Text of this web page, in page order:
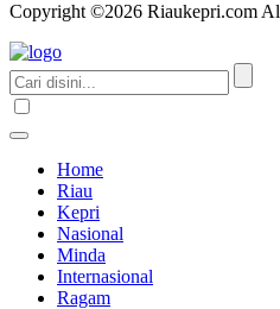
Copyright ©2026 Riaukepri.com
Home
Riau
Kepri
Nasional
Minda
Internasional
Ragam